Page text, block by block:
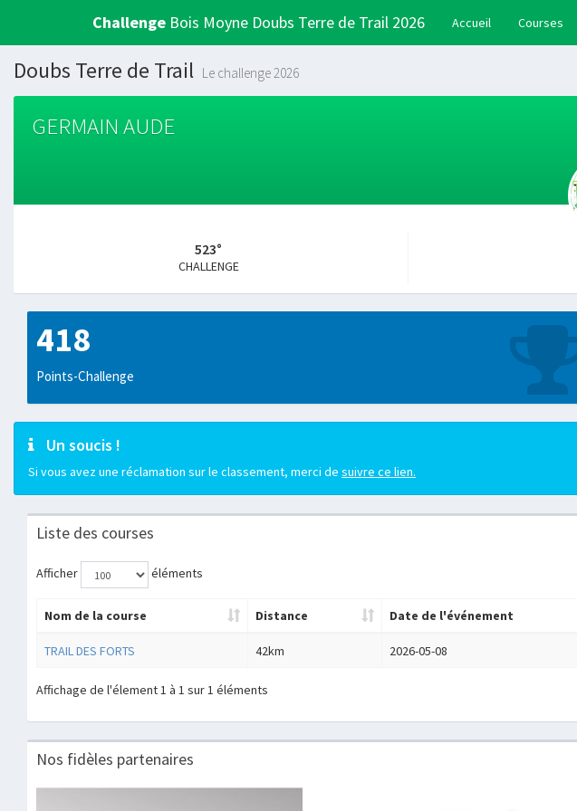
Challenge Bois Moyne Doubs Terre de Trail 2026 Accueil Courses
Doubs Terre de Trail Le challenge 2026
GERMAIN AUDE
523°
CHALLENGE
418
Points-Challenge
Un soucis !
Si vous avez une réclamation sur le classement, merci de suivre ce lien.
Liste des courses
Afficher éléments
Nom de la course Distance Date de l'événement
TRAIL DES FORTS 42km 2026-05-08
Affichage de l'élement 1 à 1 sur 1 éléments
Nos fidèles partenaires